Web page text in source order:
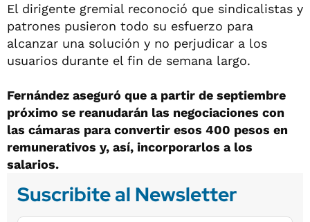
El dirigente gremial reconoció que sindicalistas y
patrones pusieron todo su esfuerzo para
alcanzar una solución y no perjudicar a los
usuarios durante el fin de semana largo.
Fernández aseguró que a partir de septiembre
próximo se reanudarán las negociaciones con
las cámaras para convertir esos 400 pesos en
remunerativos y, así, incorporarlos a los
salarios.
Suscribite al Newsletter